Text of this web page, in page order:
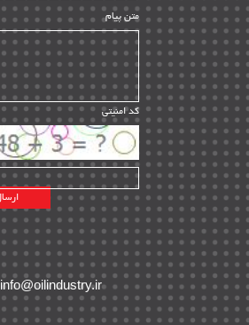
مدیریت پروژه
مدیریت دانش
مدیریت سازمانی و عمومی | ۲
تأمین کالا | ۱۳
EPC | ۲۰
پیمانکاران بین المللی | ۸
اطلاعات انرژی کشورها | ۱۴
پروژه های خارجی | ۱۵
نقشه های نفت و گاز خارجی | ۱۰
شرکت های نفتی | ۱۴
پلانت های فعال | ۴۰
طرح ها و پروژه ها | ۳۵
متن پیام
کد امنیتی
info@oilindustry.ir